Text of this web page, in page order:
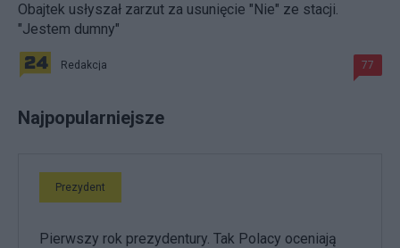
Obajtek usłyszał zarzut za usunięcie "Nie" ze stacji.
"Jestem dumny"
Redakcja 77
Najpopularniejsze
Prezydent
Pierwszy rok prezydentury. Tak Polacy oceniają